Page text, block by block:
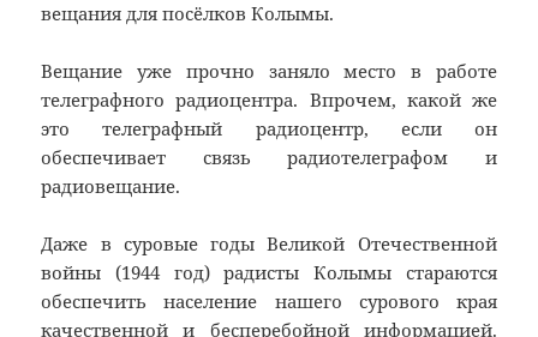
вещания для посёлков Колымы.
Вещание уже прочно заняло место в работе
телеграфного радиоцентра. Впрочем, какой же
это телеграфный радиоцентр, если он
обеспечивает связь радиотелеграфом и
радиовещание.
Даже в суровые годы Великой Отечественной
войны (1944 год) радисты Колымы стараются
обеспечить население нашего сурового края
качественной и бесперебойной информацией.